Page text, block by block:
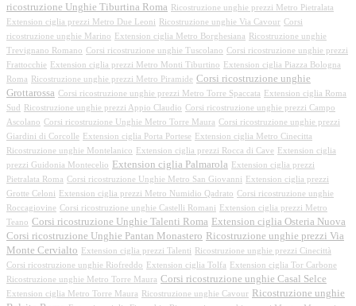
ricostruzione Unghie Tiburtina Roma
Ricostruzione unghie prezzi Metro Pietralata
Extension ciglia prezzi Metro Due Leoni
Ricostruzione unghie Via Cavour Corsi
ricostruzione unghie Marino
Extension ciglia Metro Borghesiana
Ricostruzione unghie
Trevignano Romano Corsi ricostruzione unghie Tuscolano Corsi ricostruzione unghie prezzi
Frattocchie
Extension ciglia prezzi Metro Monti Tiburtino
Extension ciglia Piazza Bologna
Roma
Ricostruzione unghie prezzi Metro Piramide Corsi ricostruzione unghie
Grottarossa Corsi ricostruzione unghie prezzi Metro Torre Spaccata
Extension ciglia Roma
Sud
Ricostruzione unghie prezzi Appio Claudio Corsi ricostruzione unghie prezzi Campo
Ascolano Corsi ricostruzione Unghie Metro Torre Maura Corsi ricostruzione unghie prezzi
Giardini di Corcolle
Extension ciglia Porta Portese
Extension ciglia Metro Cinecitta
Ricostruzione unghie Montelanico
Extension ciglia prezzi Rocca di Cave
Extension ciglia
prezzi Guidonia Montecelio
Extension ciglia Palmarola
Extension ciglia prezzi
Pietralata Roma Corsi ricostruzione Unghie Metro San Giovanni
Extension ciglia prezzi
Grotte Celoni
Extension ciglia prezzi Metro Numidio Qadrato Corsi ricostruzione unghie
Roccagiovine Corsi ricostruzione unghie Castelli Romani
Extension ciglia prezzi Metro
Teano Corsi ricostruzione Unghie Talenti Roma Extension ciglia Osteria Nuova
Corsi ricostruzione Unghie Pantan Monastero Ricostruzione unghie prezzi Via
Monte Cervialto
Extension ciglia prezzi Talenti
Ricostruzione unghie prezzi Cinecittà
Corsi ricostruzione unghie Riofreddo
Extension ciglia Tolfa
Extension ciglia Tor Carbone
Ricostruzione unghie Metro Torre Maura Corsi ricostruzione unghie Casal Selce
Extension ciglia Metro Torre Maura Ricostruzione unghie Cavour
Ricostruzione unghie